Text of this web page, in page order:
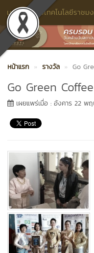
มหาวิทยาลัยเทคโนโลยีราชม
หน้าแรก รางวัล Go
Go Green Coffee
เผยแพร่เมื่อ : อังคาร 22 พ